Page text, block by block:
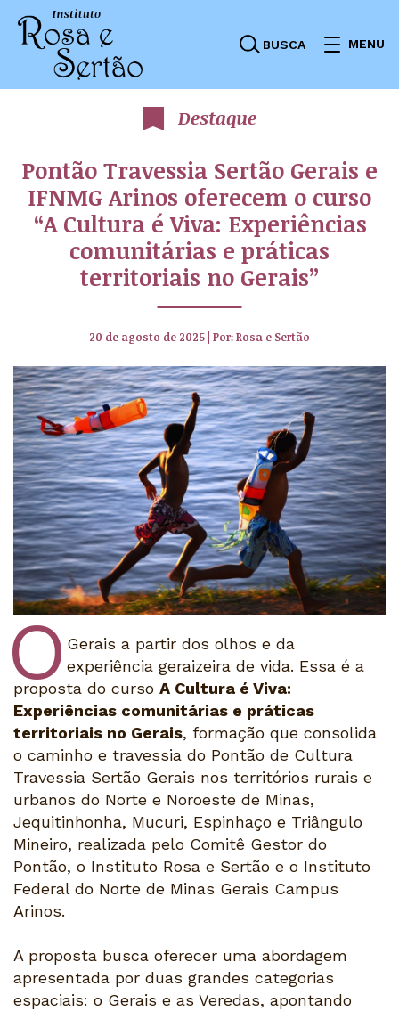
MENU
BUSCA
Destaque
Pontão Travessia Sertão Gerais e
IFNMG Arinos oferecem o curso
“A Cultura é Viva: Experiências
comunitárias e práticas
territoriais no Gerais”
20 de agosto de 2025 Por: Rosa e Sertão
O Gerais a partir dos olhos e da
experiência geraizeira de vida. Essa é a
proposta do curso A Cultura é Viva:
Experiências comunitárias e práticas
territoriais no Gerais, formação que consolida
o caminho e travessia do Pontão de Cultura
Travessia Sertão Gerais nos territórios rurais e
urbanos do Norte e Noroeste de Minas,
Jequitinhonha, Mucuri, Espinhaço e Triângulo
Mineiro, realizada pelo Comitê Gestor do
Pontão, o Instituto Rosa e Sertão e o Instituto
Federal do Norte de Minas Gerais Campus
Arinos.
A proposta busca oferecer uma abordagem
apresentada por duas grandes categorias
espaciais: o Gerais e as Veredas, apontando